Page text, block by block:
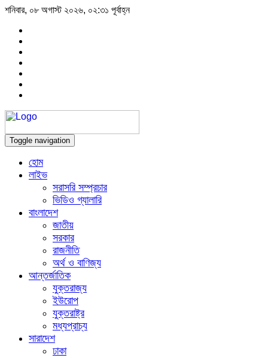
শনিবার, ০৮ অগাস্ট ২০২৬, ০২:৩১ পূর্বাহ্ন
Toggle navigation
হোম
লাইভ
সরাসরি সম্প্রচার
ভিডিও গ্যালারি
বাংলাদেশ
জাতীয়
সরকার
রাজনীতি
অর্থ ও বাণিজ্য
আন্তর্জাতিক
যুক্তরাজ্য
ইউরোপ
যুক্তরাষ্ট্র
মধ্যপ্রাচ্য
সারাদেশ
ঢাকা